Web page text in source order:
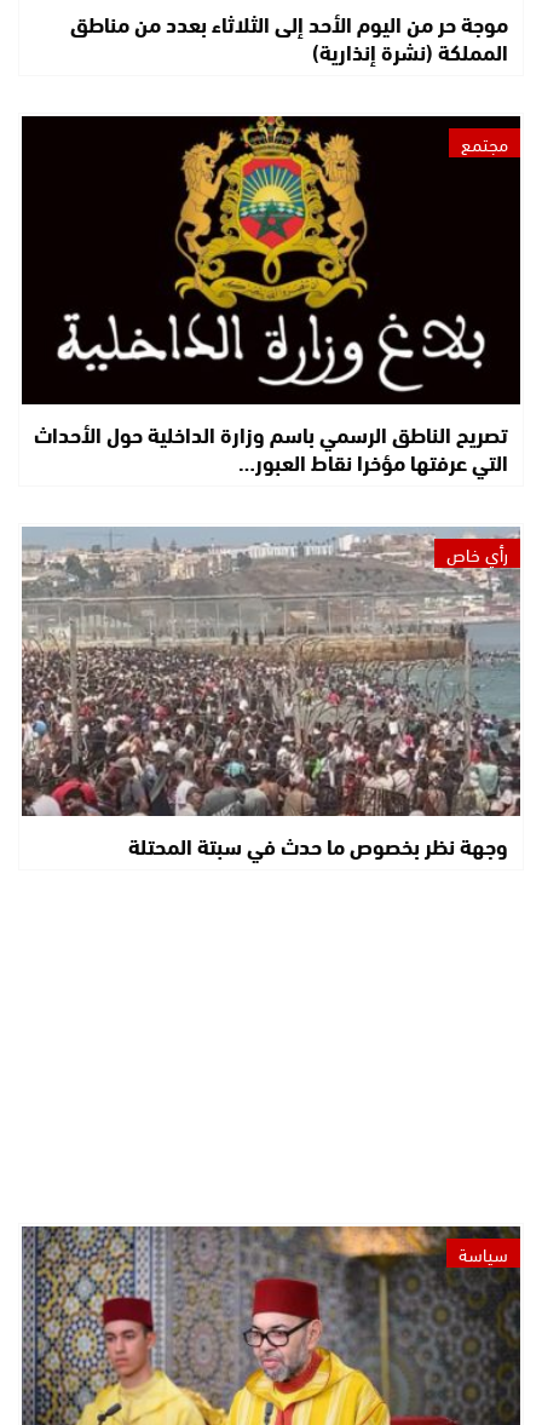
موجة حر من اليوم الأحد إلى الثلاثاء بعدد من مناطق
المملكة (نشرة إنذارية)
مجتمع
تصريح الناطق الرسمي باسم وزارة الداخلية حول الأحداث
التي عرفتها مؤخرا نقاط العبور…
رأي خاص
وجهة نظر بخصوص ما حدث في سبتة المحتلة
سياسة